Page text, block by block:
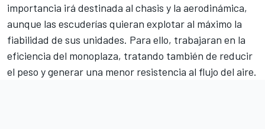
importancia irá destinada al chasis y la aerodinámica,
aunque las escuderías quieran explotar al máximo la
fiabilidad de sus unidades. Para ello, trabajaran en la
eficiencia del monoplaza, tratando también de reducir
el peso y generar una menor resistencia al flujo del aire.